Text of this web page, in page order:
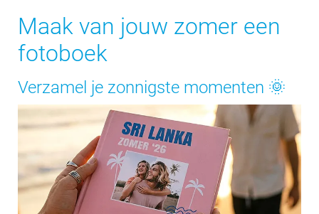
Maak van jouw zomer een
fotoboek
Verzamel je zonnigste momenten 🌞